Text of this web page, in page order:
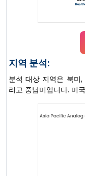
지역 분석:
분석 대상 지역은 북미
리고 중남미입니다. 미